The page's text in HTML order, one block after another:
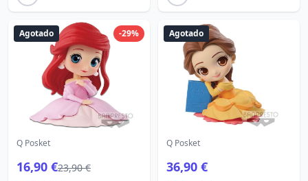
-29%
Agotado
Q Posket
16,90 €23,90 €
Agotado
Q Posket
36,90 €